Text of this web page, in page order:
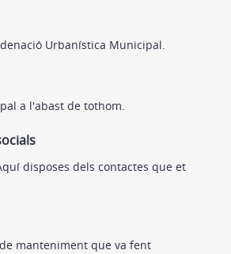
Urbanística Municipal.
a l'abast de tothom.
disposes dels contactes que et
manteniment que va fent